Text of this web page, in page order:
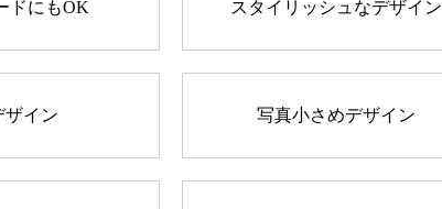
ドにもOK スタイリッシュなデザイン
ザイン 写真小さめデザイン